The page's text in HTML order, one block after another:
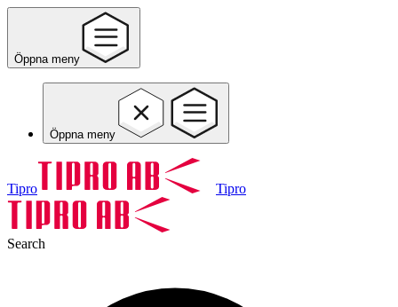
Öppna meny
Öppna meny
Tipro Tipro
Search